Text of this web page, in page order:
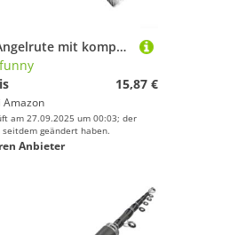
Teleskop-Angelrute mit kompaktem Design und mehreren Längenoptionen für verschiedene Angelumgebungen und Bedingungen (1,5 m Silber)
15,87 €
Amazon
am 27.09.2025 um 00:03; der
seitdem geändert haben.
Anbieter